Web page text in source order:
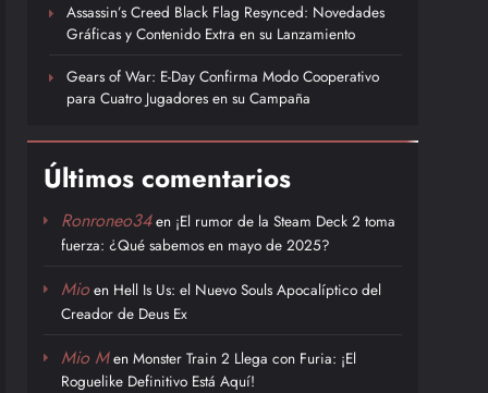
Assassin’s Creed Black Flag Resynced: Novedades
Gráficas y Contenido Extra en su Lanzamiento
Gears of War: E-Day Confirma Modo Cooperativo
para Cuatro Jugadores en su Campaña
Últimos comentarios
Ronroneo34en ¡El rumor de la Steam Deck 2 toma
fuerza: ¿Qué sabemos en mayo de 2025?
Mioen Hell Is Us: el Nuevo Souls Apocalíptico del
Creador de Deus Ex
Mio MenMonster Train 2 Llega con Furia: ¡El
Roguelike Definitivo Está Aquí!